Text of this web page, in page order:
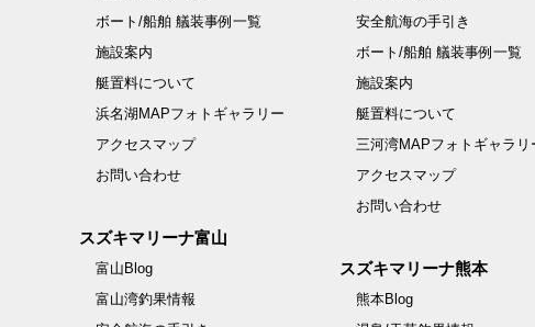
ボート/船舶 艤装事例一覧
施設案内
艇置料について
浜名湖MAPフォトギャラリー
アクセスマップ
お問い合わせ
スズキマリーナ富山
富山Blog
富山湾釣果情報
安全航海の手引き
ボート/船舶 艤装事例一覧
施設案内
艇置料について
三河湾MAPフォトギャラリ
アクセスマップ
お問い合わせ
スズキマリーナ熊本
熊本Blog